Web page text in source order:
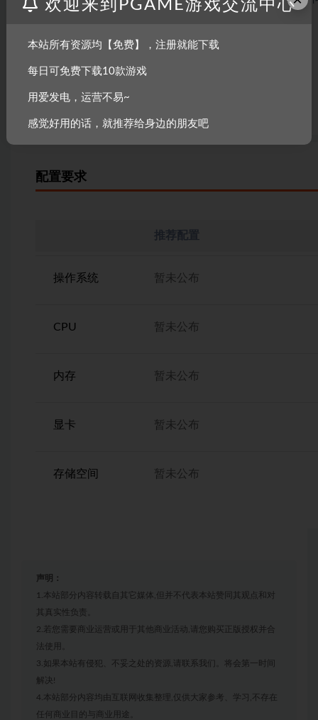
转换属性的祭坛增加的属性改为双倍
移除诅咒房间中的混乱诅咒
配置要求
操作系统
CPU
内存
显卡
存储空间
推荐配置
暂未公布
暂未公布
暂未公布
暂未公布
暂未公布
声明：
1.本站部分内容转载自其它媒体,但并不代表本站赞同其观点和对
其真实性负责。
2.若您需要商业运营或用于其他商业活动,请您购买正版授权并合
法使用。
3.如果本站有侵犯、不妥之处的资源,请联系我们。将会第一时间
解决!
4.本站部分内容均由互联网收集整理,仅供大家参考、学习,不存在
任何商业目的与商业用途。
欢迎来到PGAME游戏交流中心
本站所有资源均【免费】，注册就能下载
每日可免费下载10款游戏
用爱发电，运营不易~
感觉好用的话，就推荐给身边的朋友吧